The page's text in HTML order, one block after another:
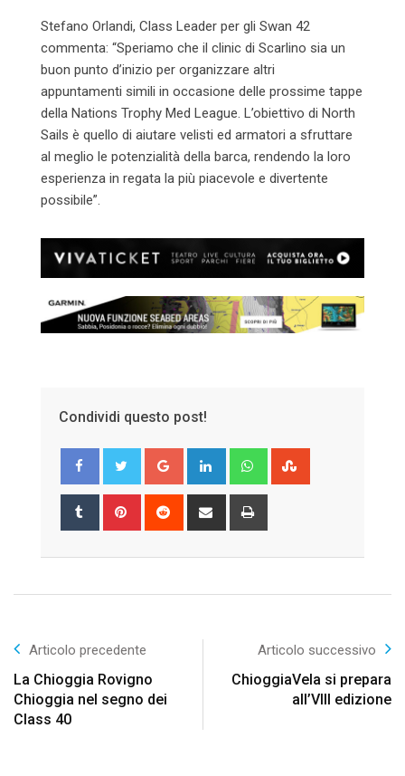
Stefano Orlandi, Class Leader per gli Swan 42
commenta: “Speriamo che il clinic di Scarlino sia un
buon punto d’inizio per organizzare altri
appuntamenti simili in occasione delle prossime tappe
della Nations Trophy Med League. L’obiettivo di North
Sails è quello di aiutare velisti ed armatori a sfruttare
al meglio le potenzialità della barca, rendendo la loro
esperienza in regata la più piacevole e divertente
possibile”.
Condividi questo post!
Google+ LinkedIn Whatsapp
Tumblr Pinterest Reddit
Share
Articolo precedente
La Chioggia Rovigno
Chioggia nel segno dei
Class 40
Articolo successivo
ChioggiaVela si prepara
all’VIII edizione